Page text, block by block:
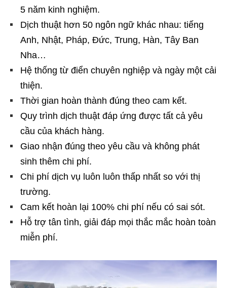
5 năm kinh nghiệm.
Dịch thuật hơn 50 ngôn ngữ khác nhau: tiếng
Anh, Nhật, Pháp, Đức, Trung, Hàn, Tây Ban
Nha…
Hệ thống từ điển chuyên nghiệp và ngày một cải
thiện.
Thời gian hoàn thành đúng theo cam kết.
Quy trình dịch thuật đáp ứng được tất cả yêu
cầu của khách hàng.
Giao nhận đúng theo yêu cầu và không phát
sinh thêm chi phí.
Chi phí dịch vụ luôn luôn thấp nhất so với thị
trường.
Cam kết hoàn lại 100% chi phí nếu có sai sót.
Hỗ trợ tân tình, giải đáp mọi thắc mắc hoàn toàn
miễn phí.